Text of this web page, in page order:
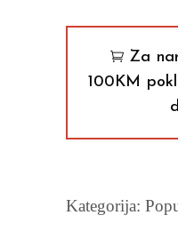
Za
100KM
Kategorija: